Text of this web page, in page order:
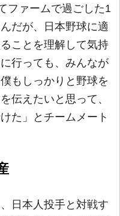
ファームで過ごした1
だが、日本野球に適
ことを理解して気持
行っても、みんなが
もしっかりと野球を
伝えたいと思って、
た」とチームメート
日本人投手と対戦す